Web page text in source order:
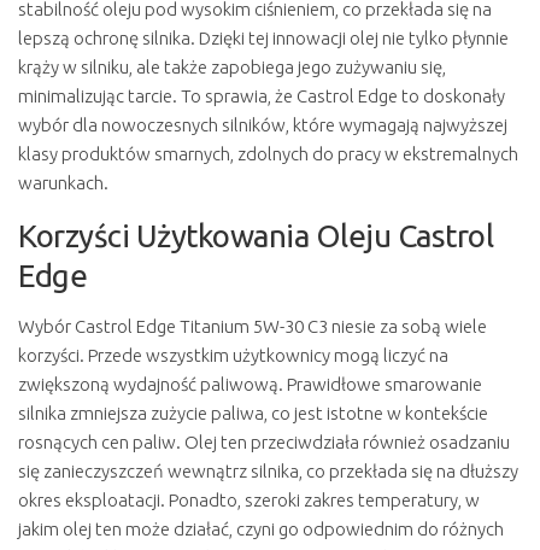
stabilność oleju pod wysokim ciśnieniem, co przekłada się na
lepszą ochronę silnika. Dzięki tej innowacji olej nie tylko płynnie
krąży w silniku, ale także zapobiega jego zużywaniu się,
minimalizując tarcie. To sprawia, że Castrol Edge to doskonały
wybór dla nowoczesnych silników, które wymagają najwyższej
klasy produktów smarnych, zdolnych do pracy w ekstremalnych
warunkach.
Korzyści Użytkowania Oleju Castrol
Edge
Wybór Castrol Edge Titanium 5W-30 C3 niesie za sobą wiele
korzyści. Przede wszystkim użytkownicy mogą liczyć na
zwiększoną wydajność paliwową. Prawidłowe smarowanie
silnika zmniejsza zużycie paliwa, co jest istotne w kontekście
rosnących cen paliw. Olej ten przeciwdziała również osadzaniu
się zanieczyszczeń wewnątrz silnika, co przekłada się na dłuższy
okres eksploatacji. Ponadto, szeroki zakres temperatury, w
jakim olej ten może działać, czyni go odpowiednim do różnych